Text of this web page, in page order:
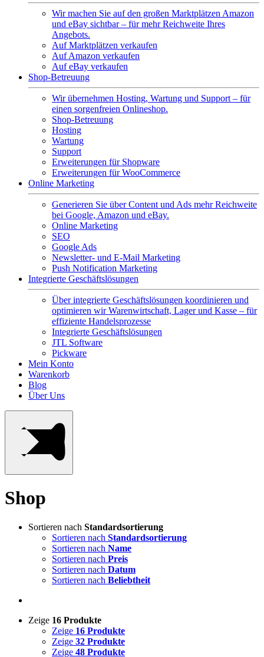
Wir machen Sie auf den großen Marktplätzen Amazon
und eBay sichtbar – für mehr Reichweite Ihres
Angebots.
Auf Marktplätzen verkaufen
Auf Amazon verkaufen
Auf eBay verkaufen
Shop-Betreuung
Wir übernehmen Hosting, Wartung und Support – für
einen sorgenfreien Onlineshop.
Shop-Betreuung
Hosting
Wartung
Support
Erweiterungen für Shopware
Erweiterungen für WooCommerce
Online Marketing
Generieren Sie über Content und Ads mehr Reichweite
bei Google, Amazon und eBay.
Online Marketing
SEO
Google Ads
Newsletter- und E-Mail Marketing
Push Notification Marketing
Integrierte Geschäftslösungen
Über integrierte Geschäftslösungen koordinieren und
optimieren wir Warenwirtschaft, Lager und Kasse – für
effiziente Handelsprozesse
Integrierte Geschäftslösungen
JTL Software
Pickware
Mein Konto
Warenkorb
Blog
Über Uns
Shop
Sortieren nach Standardsortierung
Sortieren nach Standardsortierung
Sortieren nach Name
Sortieren nach Preis
Sortieren nach Datum
Sortieren nach Beliebtheit
Zeige 16 Produkte
Zeige 16 Produkte
Zeige 32 Produkte
Zeige 48 Produkte